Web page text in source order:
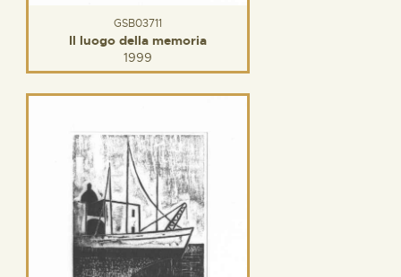
GSB03711
Il luogo della memoria
1999